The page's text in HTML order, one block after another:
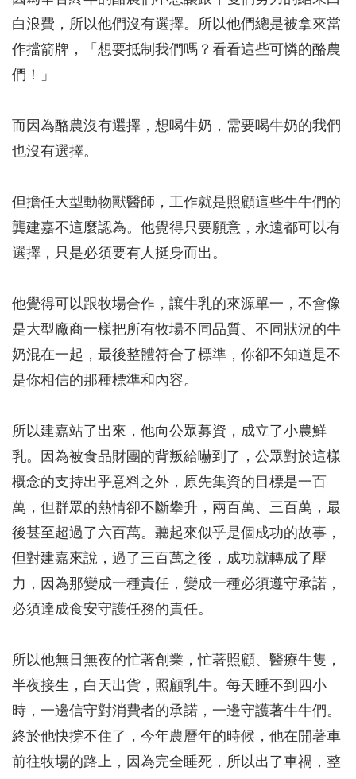
白浪費，所以他們沒有選擇。所以他們總是被拿來當
作擋箭牌，「想要抵制我們嗎？看看這些可憐的酪農
們！」
而因為酪農沒有選擇，想喝牛奶，需要喝牛奶的我們
也沒有選擇。
但擔任大型動物獸醫師，工作就是照顧這些牛牛們的
龔建嘉不這麼認為。他覺得只要願意，永遠都可以有
選擇，只是必須要有人挺身而出。
他覺得可以跟牧場合作，讓牛乳的來源單一，不會像
是大型廠商一樣把所有牧場不同品質、不同狀況的牛
奶混在一起，最後整體符合了標準，你卻不知道是不
是你相信的那種標準和內容。
所以建嘉站了出來，他向公眾募資，成立了小農鮮
乳。因為被食品財團的背叛給嚇到了，公眾對於這樣
概念的支持出乎意料之外，原先集資的目標是一百
萬，但群眾的熱情卻不斷攀升，兩百萬、三百萬，最
後甚至超過了六百萬。聽起來似乎是個成功的故事，
但對建嘉來說，過了三百萬之後，成功就轉成了壓
力，因為那變成一種責任，變成一種必須遵守承諾，
必須達成食安守護任務的責任。
所以他無日無夜的忙著創業，忙著照顧、醫療牛隻，
半夜接生，白天出貨，照顧乳牛。每天睡不到四小
時，一邊信守對消費者的承諾，一邊守護著牛牛們。
終於他快撐不住了，今年農曆年的時候，他在開著車
前往牧場的路上，因為完全睡死，所以出了車禍，整